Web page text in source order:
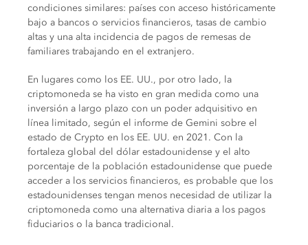
condiciones similares: países con acceso históricamente
bajo a bancos o servicios financieros, tasas de cambio
altas y una alta incidencia de pagos de remesas de
familiares trabajando en el extranjero.
En lugares como los EE. UU., por otro lado, la
criptomoneda se ha visto en gran medida como una
inversión a largo plazo con un poder adquisitivo en
línea limitado, según el informe de Gemini sobre el
estado de Crypto en los EE. UU. en 2021. Con la
fortaleza global del dólar estadounidense y el alto
porcentaje de la población estadounidense que puede
acceder a los servicios financieros, es probable que los
estadounidenses tengan menos necesidad de utilizar la
criptomoneda como una alternativa diaria a los pagos
fiduciarios o la banca tradicional.